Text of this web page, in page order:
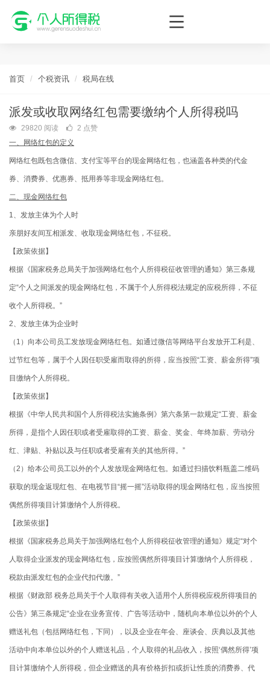
个人所得税网，最新个税资讯平台，您的个税管理专家！
首页 个税资讯 税局在线
派发或收取网络红包需要缴纳个人所得税吗
29820 阅读
2 点赞
一、网络红包的定义
网络红包既包含微信、支付宝等平台的现金网络红包，也涵盖各种类的代金
券、消费券、优惠券、抵用券等非现金网络红包。
二、现金网络红包
1、发放主体为个人时
亲朋好友间互相派发、收取现金网络红包，不征税。
【政策依据】
根据《国家税务总局关于加强网络红包个人所得税征收管理的通知》第三条规
定“个人之间派发的现金网络红包，不属于个人所得税法规定的应税所得，不征
收个人所得税。”
2、发放主体为企业时
（1）向本公司员工发放现金网络红包。如通过微信等网络平台发放开工利是、
过节红包等，属于个人因任职受雇而取得的所得，应当按照“工资、薪金所得”项
目缴纳个人所得税。
【政策依据】
根据《中华人民共和国个人所得税法实施条例》第六条第一款规定“工资、薪金
所得，是指个人因任职或者受雇取得的工资、薪金、奖金、年终加薪、劳动分
红、津贴、补贴以及与任职或者受雇有关的其他所得。”
（2）给本公司员工以外的个人发放现金网络红包。如通过扫描饮料瓶盖二维码
获取的现金返现红包、在电视节目“摇一摇”活动取得的现金网络红包，应当按照
偶然所得项目计算缴纳个人所得税。
【政策依据】
根据《国家税务总局关于加强网络红包个人所得税征收管理的通知》规定“对个
人取得企业派发的现金网络红包，应按照偶然所得项目计算缴纳个人所得税，
税款由派发红包的企业代扣代缴。”
根据《财政部 税务总局关于个人取得有关收入适用个人所得税应税所得项目的
公告》第三条规定“企业在业务宣传、广告等活动中，随机向本单位以外的个人
赠送礼包（包括网络红包，下同），以及企业在年会、座谈会、庆典以及其他
活动中向本单位以外的个人赠送礼品，个人取得的礼品收入，按照‘偶然所得’项
目计算缴纳个人所得税，但企业赠送的具有价格折扣或折让性质的消费券、代